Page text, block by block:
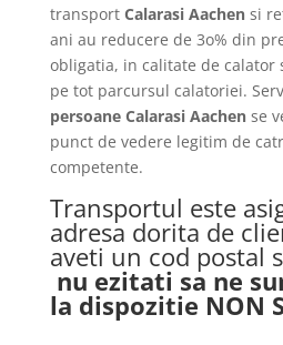
transport Calarasi Aachensi
ani au reducere de 3o% din
obligatia, in calitate de calator
pe tot parcursul calatoriei.
persoane Calarasi Aachen se
punct de vedere legitim de
competente.
Transportul este
adresa dorita de
aveti un cod postal
nu ezitati sa ne
la dispozitie NON